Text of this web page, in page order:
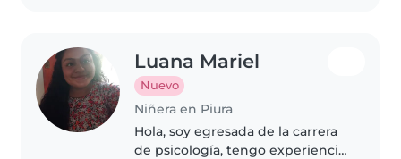
Luana Mariel
Nuevo
Niñera en Piura
Hola, soy egresada de la carrera
de psicología, tengo experiencia